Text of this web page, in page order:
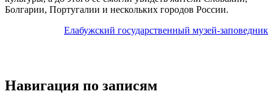
Болгарии, Португалии и нескольких городов России.
Елабужский государственный музей-заповедник
Навигация по записям